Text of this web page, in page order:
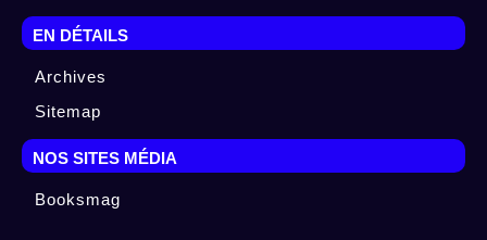
EN DÉTAILS
Archives
Sitemap
NOS SITES MÉDIA
Booksmag